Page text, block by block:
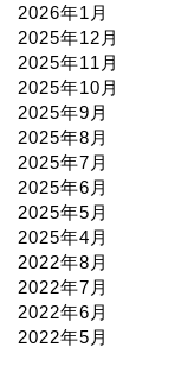
2026年1月
2025年12月
2025年11月
2025年10月
2025年9月
2025年8月
2025年7月
2025年6月
2025年5月
2025年4月
2022年8月
2022年7月
2022年6月
2022年5月